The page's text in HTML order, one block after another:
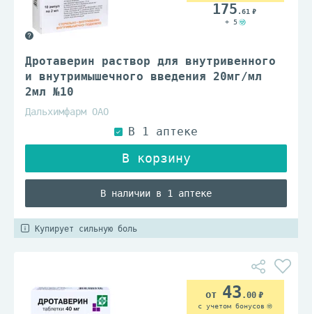
Дротаверин раствор для внутривенного
и внутримышечного введения 20мг/мл
2мл №10
Дальхимфарм ОАО
В наличии в 1 аптеке
175 .61
+ 5
Купирует сильную боль
43 .00
с учетом бонусов